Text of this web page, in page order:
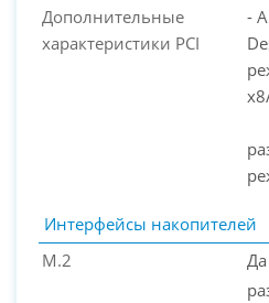
Дополнительные
характеристики PCI
-
Интерфейсы накопителей
M.2